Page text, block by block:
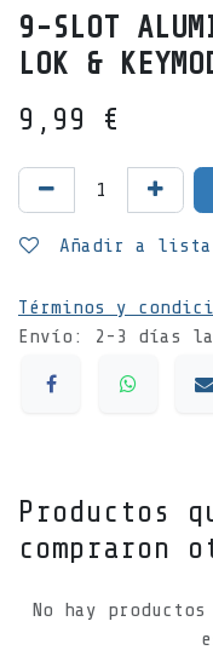
9-SLOT
LOK &
9,99
€
Añadir a lista
Términos y
Envío: 2-3 días
Productos
compraron
No hay